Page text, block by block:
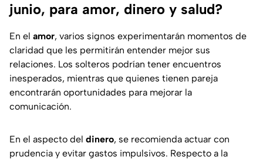
junio, para amor, dinero y salud?
En el amor, varios signos experimentarán momentos de
claridad que les permitirán entender mejor sus
relaciones. Los solteros podrían tener encuentros
inesperados, mientras que quienes tienen pareja
encontrarán oportunidades para mejorar la
comunicación.
En el aspecto del dinero, se recomienda actuar con
prudencia y evitar gastos impulsivos. Respecto a la